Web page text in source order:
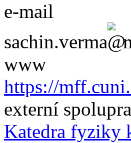
e-mail
sachin.verma
www
https://
externí
Katedra fyziky